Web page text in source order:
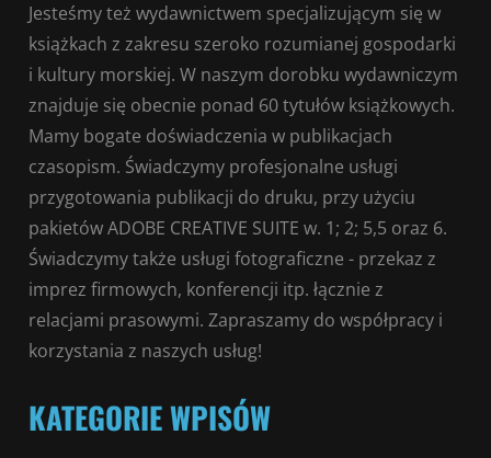
Jesteśmy też wydawnictwem specjalizującym się w
książkach z zakresu szeroko rozumianej gospodarki
i kultury morskiej. W naszym dorobku wydawniczym
znajduje się obecnie ponad 60 tytułów książkowych.
Mamy bogate doświadczenia w publikacjach
czasopism. Świadczymy profesjonalne usługi
przygotowania publikacji do druku, przy użyciu
pakietów ADOBE CREATIVE SUITE w. 1; 2; 5,5 oraz 6.
Świadczymy także usługi fotograficzne - przekaz z
imprez firmowych, konferencji itp. łącznie z
relacjami prasowymi. Zapraszamy do współpracy i
korzystania z naszych usług!
KATEGORIE WPISÓW